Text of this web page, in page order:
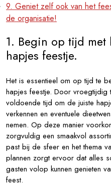
9. Geniet zelf ook van het
de organisatie!
1. Begin op tijd met
hapjes feestje.
Het is essentieel om op tijd te
hapjes feestje. Door vroegtijdig
voldoende tijd om de juiste
verkennen en eventuele
nemen. Op deze manier
zorgvuldig een smaakvol
past bij de sfeer en het thema
plannen zorgt ervoor dat alles
gasten volop kunnen genieten
feest.